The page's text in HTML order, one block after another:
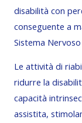
disabilità con
conseguente a
Sistema
Le attività di
ridurre la
capacità
assistita,